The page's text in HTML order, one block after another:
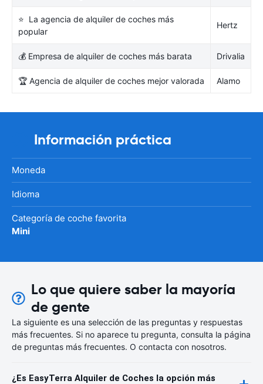
⭐ La agencia de alquiler de coches más
popular
Hertz
💰 Empresa de alquiler de coches más barata Drivalia
🏆 Agencia de alquiler de coches mejor valorada Alamo
Información práctica
Moneda
Idioma
Categoría de coche favorita
Mini
Lo que quiere saber la mayoría
de gente
La siguiente es una selección de las preguntas y respuestas
más frecuentes. Si no aparece tu pregunta, consulta la página
de preguntas más frecuentes. O contacta con nosotros.
¿Es EasyTerra Alquiler de Coches la opción más